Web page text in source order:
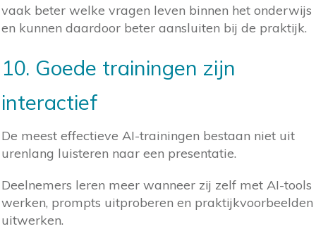
vaak beter welke vragen leven binnen het onderwijs
en kunnen daardoor beter aansluiten bij de praktijk.
10. Goede trainingen zijn
interactief
De meest effectieve AI-trainingen bestaan niet uit
urenlang luisteren naar een presentatie.
Deelnemers leren meer wanneer zij zelf met AI-tools
werken, prompts uitproberen en praktijkvoorbeelden
uitwerken.